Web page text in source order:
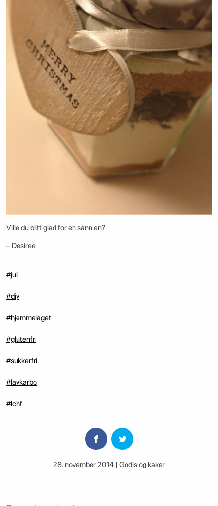
Ville du blitt glad for en sånn en?
– Desiree
#jul
#diy
#hjemmelaget
#glutenfri
#sukkerfri
#lavkarbo
#lchf
28. november 2014 | Godis og kaker